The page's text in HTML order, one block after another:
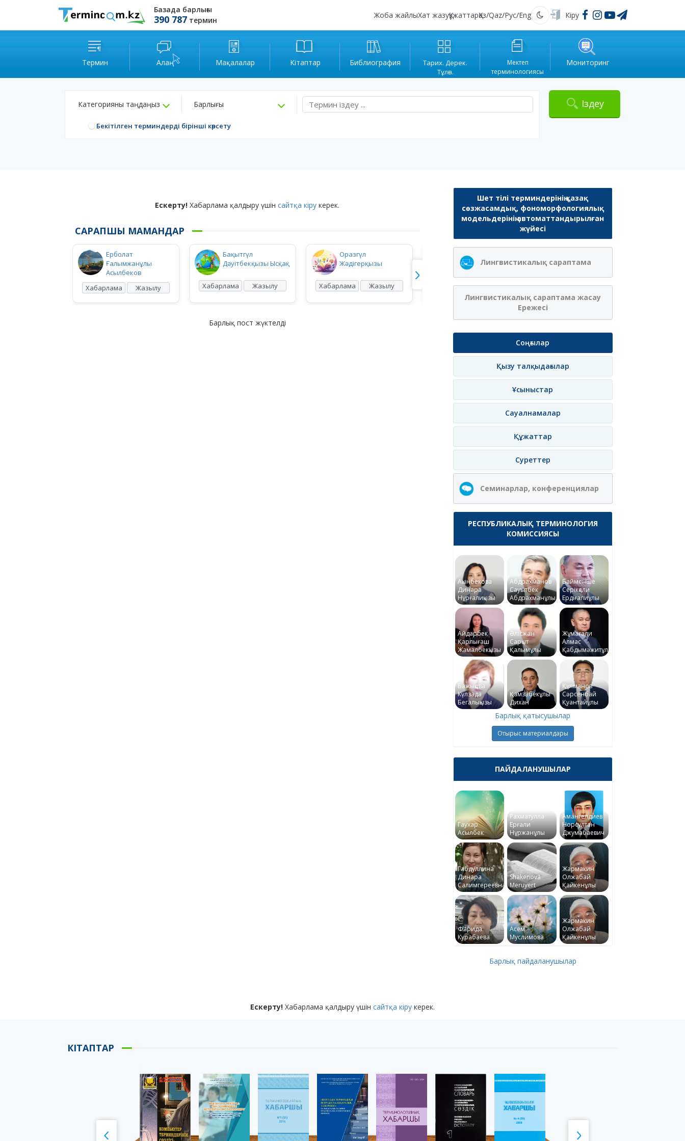
Базада барлығы
390 787 термин
Жоба жайлыХат жазуҚұжаттарҚаз/Qaz/Рус/Eng Қараңғы Кіру
Термин Алаң Мақалалар Кітаптар Библиография
Тарих. Дерек.
Тұлға.
Мектеп
терминологиясы
Мониторинг
Категорияны таңдаңыз Барлығы
Бекітілген терминдерді бірінші көрсету
Іздеу
Ескерту! Хабарлама қалдыру үшінсайтқа кіру керек.
САРАПШЫ МАМАНДАР
Ерболат
Ғалымжанұлы
Асылбеков
Хабарлама
Жазылу
Бақытгүл
Дәуітбекқызы Ысқақ
Хабарлама Жазылу
Оразгүл
Жәдігерқызы
Хабарлама Жазылу
Ақжібек
Нұрланқызы Ахмет
Хабарлама Жазылу
Итеғұлова
Хабарлама Жазылу
Барлық пост жүктелді
Шет тілі терминдерінің қазақ
сөзжасамдық, фономорфологиялық
модельдерінің автоматтандырылған
жүйесі
Лингвистикалық сараптама
Лингвистикалық сараптама жасау
Ережесі
Соңғылар
Қызу талқыдағылар
Ұсыныстар
Сауалнамалар
Құжаттар
Суреттер
Семинарлар, конференциялар
РЕСПУБЛИКАЛЫҚ ТЕРМИНОЛОГИЯ
КОМИССИЯСЫ
Ақынбекова
Динара
Нұрғалиқызы
Абдрахманов
Сауытбек
Абдрахманұлы
Байменше
Серікқали
Ердіғалиұлы
Айдарбек
Қарлығаш
Жамалбекқызы
Әлісжан
Сарқыт
Қалымұлы
Жұмағали
Алмас
Қабдымәжитұлы
Бажықова
Күлзада
Бегалықызы
Қамзабекұлы
Дихан
Құлманов
Сәрсенбай
Қуантайұлы
Барлық қатысушылар
Отырыс материалдары
ПАЙДАЛАНУШЫЛАР
Гаухар
Асылбек
Рахматулла
Ерғали
Нұржанұлы
Амангелдиев
Норсултан
Джумабаевич
Габдуллина
Динара
Салимгереевна
Shakenova
Meruyert
Жармакин
Олжабай
Қайкенұлы
Фарида
Курабаева
Асем
Муслимова
Жармакин
Олжабай
Қайкенұлы
Барлық пайдаланушылар
Ескерту! Хабарлама қалдыру үшін сайтқа кіру керек.
КІТАПТАР